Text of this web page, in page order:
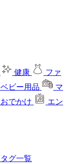
健康
ファ
ベビー用品
マ
おでかけ
エン
タグ一覧